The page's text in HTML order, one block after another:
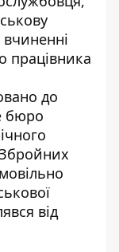
працівника
до
бюро
від